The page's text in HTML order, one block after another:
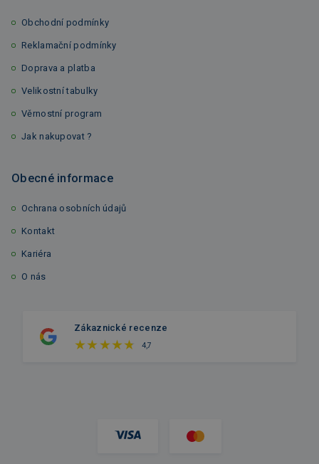
Obchodní podmínky
Reklamační podmínky
Doprava a platba
Velikostní tabulky
Věrnostní program
Jak nakupovat ?
Obecné informace
Ochrana osobních údajů
Kontakt
Kariéra
O nás
Zákaznické recenze
4,7